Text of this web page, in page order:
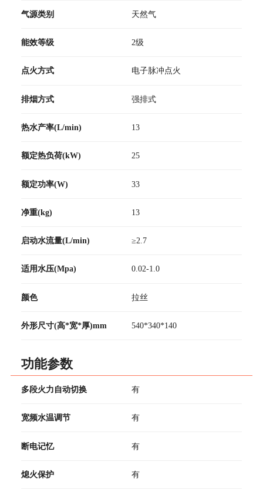
气源类别 天然气
能效等级 2级
点火方式 电子脉冲点火
排烟方式 强排式
热水产率(L/min) 13
额定热负荷(kW) 25
额定功率(W) 33
净重(kg) 13
启动水流量(L/min) ≥2.7
适用水压(Mpa) 0.02-1.0
颜色 拉丝
外形尺寸(高*宽*厚)mm 540*340*140
功能参数
多段火力自动切换 有
宽频水温调节 有
断电记忆 有
熄火保护 有